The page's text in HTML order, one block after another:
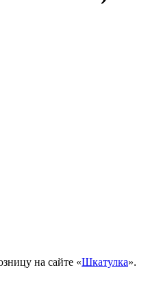
на сайте «Шкатулка».